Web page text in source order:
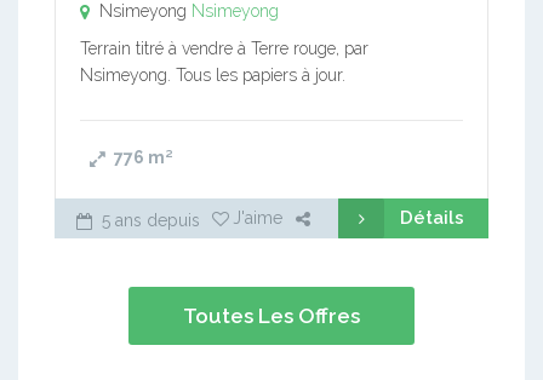
Nsimeyong Nsimeyong
Terrain titré à vendre à Terre rouge, par
Nsimeyong. Tous les papiers à jour.
776 m²
5 ans depuis J'aime Détails
Toutes Les Offres